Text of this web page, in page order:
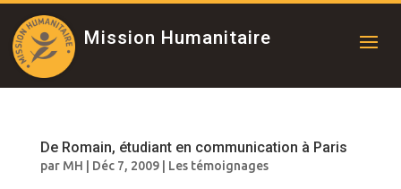
Mission Humanitaire
De Romain, étudiant en communication à Paris
par MH Déc 7, 2009| Les témoignages